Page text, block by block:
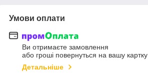
Умови оплати
Ви отримаєте замовлення
або гроші повернуться на вашу картку
Детальніше